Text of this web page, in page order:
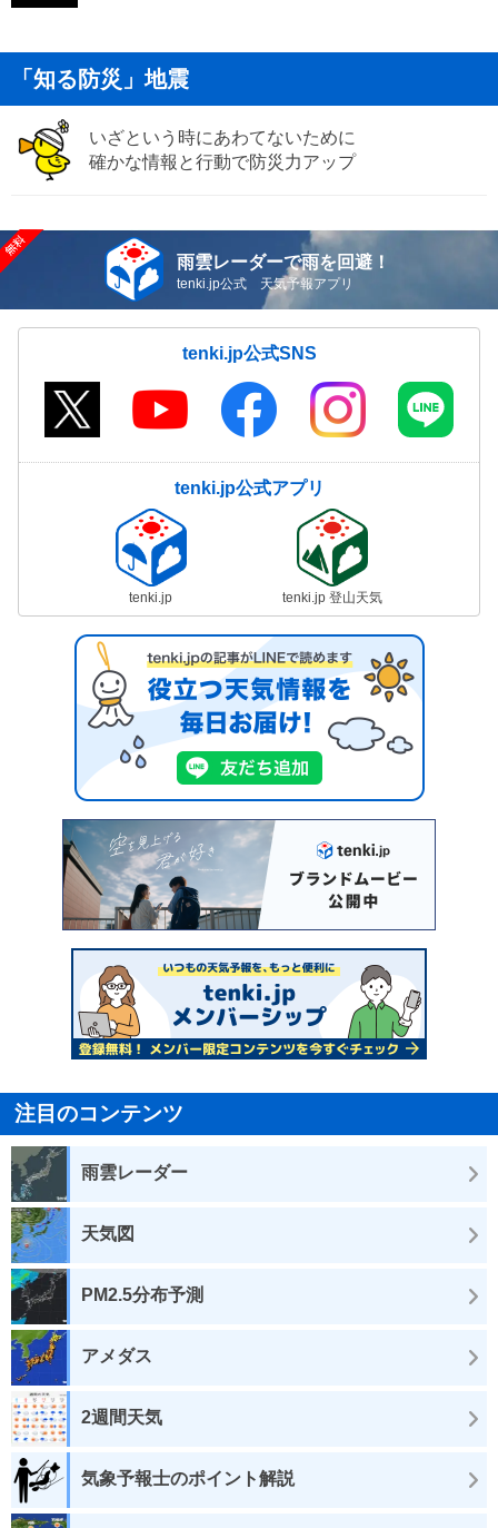
「知る防災」地震
いざという時にあわてないために
確かな情報と行動で防災力アップ
雨雲レーダーで雨を回避！
tenki.jp公式 天気予報アプリ
tenki.jp公式SNS
tenki.jp公式アプリ
tenki.jp tenki.jp 登山天気
注目のコンテンツ
雨雲レーダー
天気図
PM2.5分布予測
アメダス
2週間天気
気象予報士のポイント解説